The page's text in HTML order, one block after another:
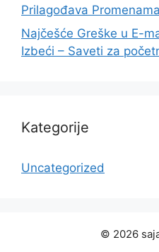
Prilagođava
Najčešće Greške u E-
Izbeći – Saveti za
Kategorije
Uncategorized
© 2026